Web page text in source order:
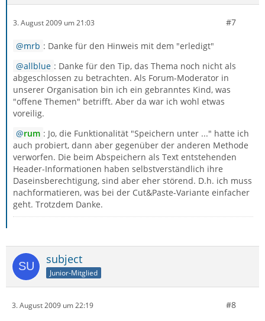
3. August 2009 um 21:03 #7
mrb : Danke für den Hinweis mit dem "erledigt"
allblue : Danke für den Tip, das Thema noch nicht als
abgeschlossen zu betrachten. Als Forum-Moderator in
unserer Organisation bin ich ein gebranntes Kind, was
"offene Themen" betrifft. Aber da war ich wohl etwas
voreilig.
rum : Jo, die Funktionalität "Speichern unter ..." hatte ich
auch probiert, dann aber gegenüber der anderen Methode
verworfen. Die beim Abspeichern als Text entstehenden
Header-Informationen haben selbstverständlich ihre
Daseinsberechtigung, sind aber eher störend. D.h. ich muss
nachformatieren, was bei der Cut&Paste-Variante einfacher
geht. Trotzdem Danke.
subject
Junior-Mitglied
3. August 2009 um 22:19 #8